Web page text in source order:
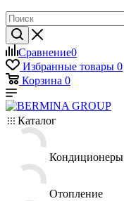
Сравнение0
Избранные товары 0
Корзина 0
Каталог
Кондиционеры
Отопление